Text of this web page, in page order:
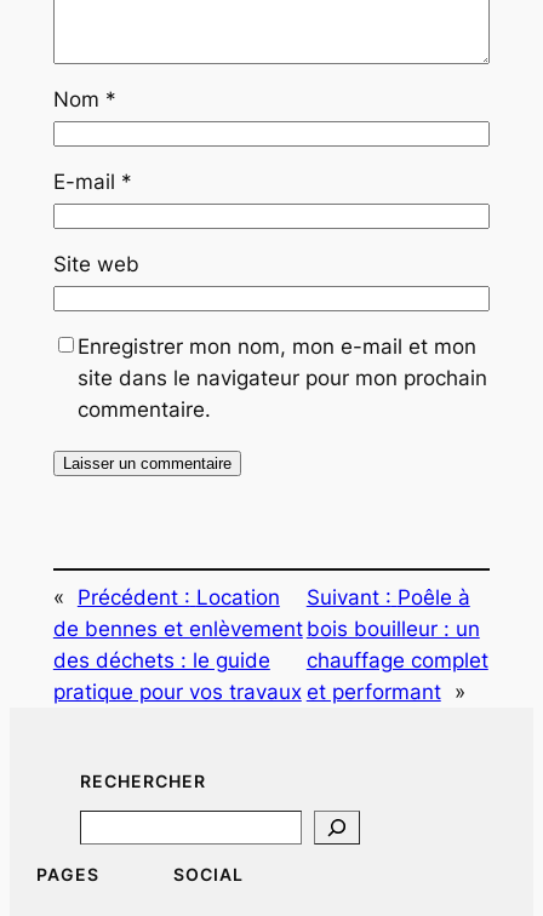
Nom *
E-mail *
Site web
Enregistrer mon nom, mon e-mail et mon
site dans le navigateur pour mon prochain
commentaire.
« Précédent : Location
de bennes et enlèvement
des déchets : le guide
pratique pour vos travaux
Suivant : Poêle à
bois bouilleur : un
chauffage complet
et performant
»
RECHERCHER
PAGES SOCIAL